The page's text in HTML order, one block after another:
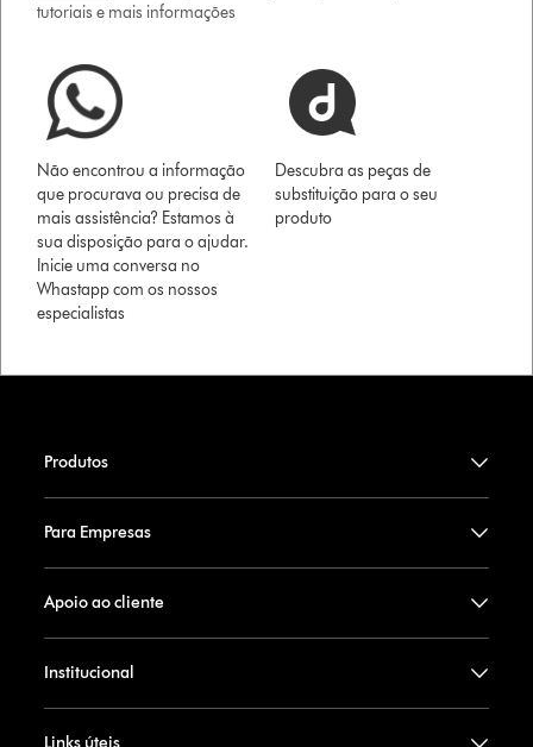
tutoriais e mais informações
Não encontrou a informação
que procurava ou precisa de
mais assistência? Estamos à
sua disposição para o ajudar.
Inicie uma conversa no
Whastapp com os nossos
especialistas
Descubra as peças de
substituição para o seu
produto
Produtos
Para Empresas
Apoio ao cliente
Institucional
Links úteis